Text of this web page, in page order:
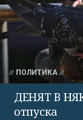
ПОЛИТИКА
ДЕНЯТ В
отпуска